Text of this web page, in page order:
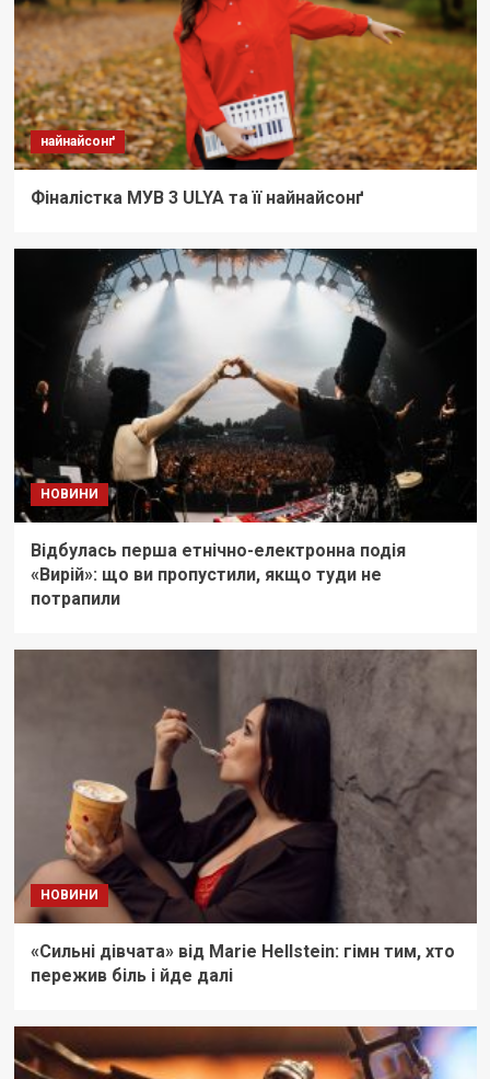
найнайсонґ
Фіналістка МУВ 3 ULYA та її найнайсонґ
НОВИНИ
Відбулась перша етнічно-електронна подія
«Вирій»: що ви пропустили, якщо туди не
потрапили
НОВИНИ
«Сильні дівчата» від Marie Hellstein: гімн тим, хто
пережив біль і йде далі